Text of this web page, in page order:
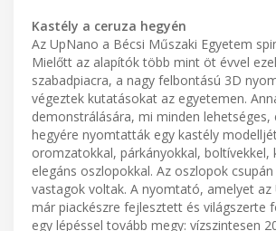
Kastély a ceruza hegyén
Az UpNano a Bécsi Műszaki Egyetem
Mielőtt az alapítók több mint öt évvel
szabadpiacra, a nagy felbontású 3D
végeztek kutatásokat az egyetemen.
demonstrálására, mi minden lehetséges,
hegyére nyomtatták egy kastély
oromzatokkal, párkányokkal, boltívekkel,
elegáns oszlopokkal. Az oszlopok
vastagok voltak. A nyomtató, amelyet az
már piackészre fejlesztett és világszerte
egy lépéssel tovább megy: vízszintesen